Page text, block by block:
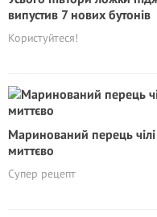
випустив 7 нових бутонів
Користуйтеся!
Маринований перець чілі
миттєво
Супер рецепт